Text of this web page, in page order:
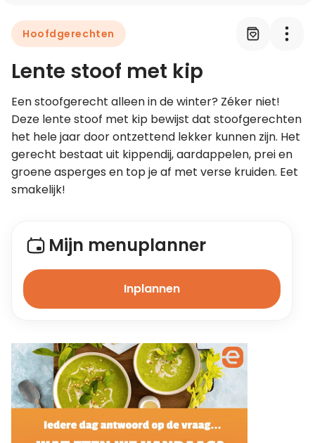
Leer koken als een chef
Kooktips & blogs
Hoofdgerechten
Lente stoof met kip
Een stoofgerecht alleen in de winter? Zéker niet!
Deze lente stoof met kip bewijst dat stoofgerechten
het hele jaar door ontzettend lekker kunnen zijn. Het
gerecht bestaat uit kippendij, aardappelen, prei en
groene asperges en top je af met verse kruiden. Eet
smakelijk!
Mijn menuplanner
Inplannen